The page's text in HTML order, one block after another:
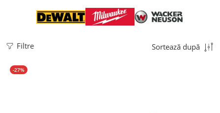
Filtre Sortează după
-27%